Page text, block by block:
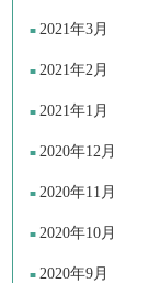
2021年3月
2021年2月
2021年1月
2020年12月
2020年11月
2020年10月
2020年9月